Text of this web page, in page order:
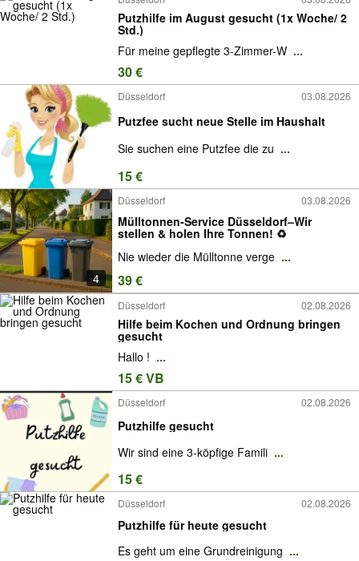
Putzhilfe im August gesucht (1x Woche/ 2
Std.)
Für meine gepflegte 3-Zimmer-W ...
30 €
Düsseldorf 03.08.2026
Putzfee sucht neue Stelle im Haushalt
Sie suchen eine Putzfee die zu ...
15 €
4
Düsseldorf 03.08.2026
Mülltonnen-Service Düsseldorf–Wir
stellen & holen Ihre Tonnen! ♻️
Nie wieder die Mülltonne verge ...
39 €
Düsseldorf 02.08.2026
Hilfe beim Kochen und Ordnung bringen
gesucht
Hallo ! ...
15 € VB
Düsseldorf 02.08.2026
Putzhilfe gesucht
Wir sind eine 3-köpfige Famili ...
15 €
Düsseldorf 02.08.2026
Putzhilfe für heute gesucht
Es geht um eine Grundreinigung ...